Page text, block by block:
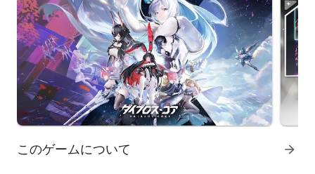
このゲームについて arrow_forward